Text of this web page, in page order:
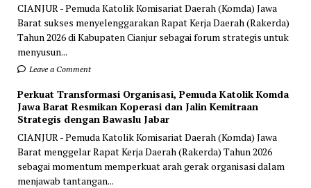
CIANJUR - Pemuda Katolik Komisariat Daerah (Komda) Jawa
Barat sukses menyelenggarakan Rapat Kerja Daerah (Rakerda)
Tahun 2026 di Kabupaten Cianjur sebagai forum strategis untuk
menyusun...
Leave a Comment
Perkuat Transformasi Organisasi, Pemuda Katolik Komda
Jawa Barat Resmikan Koperasi dan Jalin Kemitraan
Strategis dengan Bawaslu Jabar
CIANJUR - Pemuda Katolik Komisariat Daerah (Komda) Jawa
Barat menggelar Rapat Kerja Daerah (Rakerda) Tahun 2026
sebagai momentum memperkuat arah gerak organisasi dalam
menjawab tantangan...